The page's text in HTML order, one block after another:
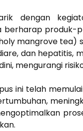
dengan
berharap
mangrove tea)
dan
mengurangi
ini telah